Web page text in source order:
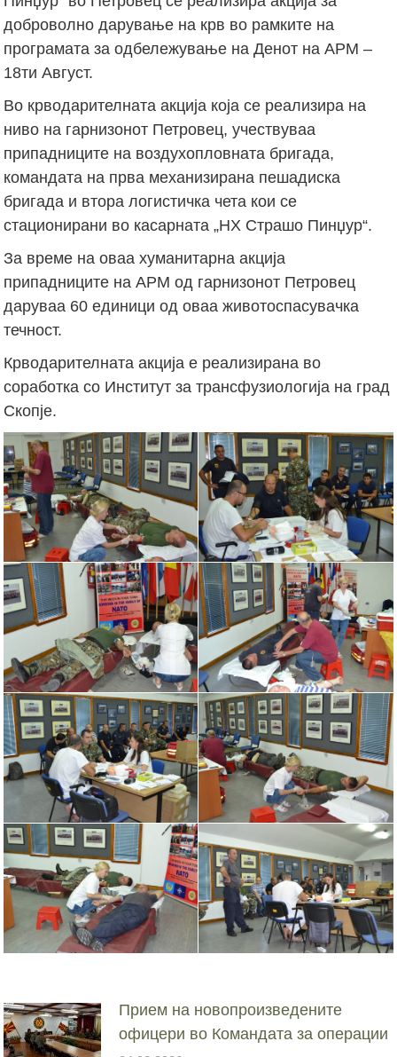
доброволно дарување на крв во рамките на
програмата за одбележување на Денот на АРМ –
18ти Август.
Во крводарителната акција која се реализира на
ниво на гарнизонот Петровец, учествуваа
припадниците на воздухопловната бригада,
командата на прва механизирана пешадиска
бригада и втора логистичка чета кои се
стационирани во касарната „НХ Страшо Пинџур“.
За време на оваа хуманитарна акција
припадниците на АРМ од гарнизонот Петровец
даруваа 60 единици од оваа животоспасувачка
течност.
Крводарителната акција е реализирана во
соработка со Институт за трансфузиологија на град
Скопје.
Прием на новопроизведените
офицери во Командата за операции